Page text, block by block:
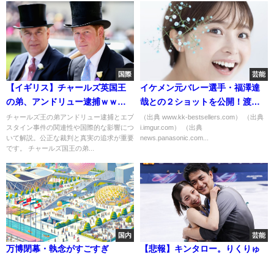
国際
【イギリス】チャールズ英国王
の弟、アンドリュー逮捕ｗｗｗ
エプスタイン事件の真相は？
チャールズ王の弟アンドリュー逮捕とエプ
スタイン事件の関連性や国際的な影響につ
いて解説。公正な裁判と真実の追求が重要
です。 チャールズ国王の弟...
芸能
イケメン元バレー選手・福澤達
哉との２ショットを公開！渡邊
渚との身長差が話題にｗｗ
（出典 www.kk-bestsellers.com） （出典
i.imgur.com） （出典
news.panasonic.com...
国内
万博閉幕・執念がすごすぎ
芸能
【悲報】キンタロー。りくりゅ